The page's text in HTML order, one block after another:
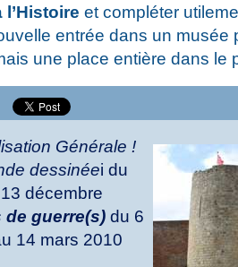
et compléter
entrée dans un
une place entière dans le
Générale !
dessinéei du
décembre
de guerre(s) du 6
14 mars 2010